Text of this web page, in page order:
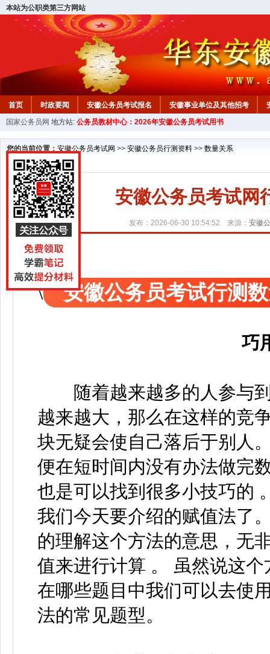
本站为公职类第三方网站
首页 时政要闻 安徽公务员考试报名 安徽事业单位及其他招考
安徽公务员行测试题 在线咨询 教材中心
国家公务员网 地方站: 公务员教材中心：2026年安徽公务员考试用书
您的当前位置： 安徽公务员考试网 >> 安徽公务员行测资料 >> 数量关系
安徽公务员考试网
发布：2026-06-30 10:54:52 来源： 安徽
安徽公务员考试行测
巧
随着越来越多的人参与到
越来越大，那么在这样的竞
块无疑会使自己落后于别人
便在短时间内没有办法做完
也是可以找到很多小技巧的
我们今天要介绍的赋值法了
的理解这个方法的意思，无
值来进行计算 。 虽然说这
在哪些题目中我们可以去使
法的常见题型。